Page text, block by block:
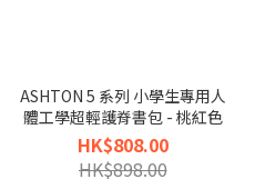
ASHTON 5 系列 小學生專用人
體工學超輕護脊書包 - 桃紅色
HK$808.00
HK$898.00